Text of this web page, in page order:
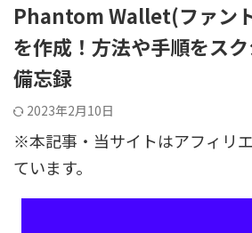
Phantom Wallet(ファン
を作成！方法や手順をス
備忘録
2023年2月10日
※本記事・当サイトはアフィリ
ています。